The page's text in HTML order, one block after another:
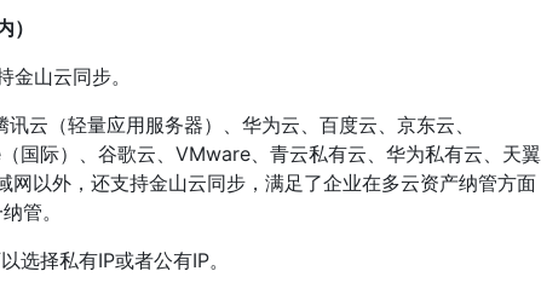
山云同步。
云（轻量应用服务器）、华为云、百度云、京东云、
国际）、谷歌云、VMware、青云私有云、华为私有云、天翼
以外，还支持金山云同步，满足了企业在多云资产纳管方面
管。
选择私有IP或者公有IP。